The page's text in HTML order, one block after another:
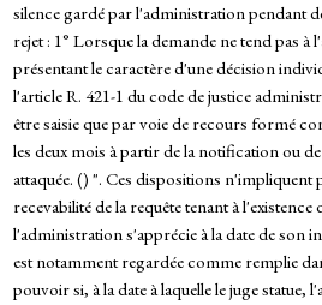
silence gardé par l'administration pendant
rejet : 1° Lorsque la demande ne tend pas
présentant le caractère d'une décision
l'article R. 421-1 du code de justice
être saisie que par voie de recours formé
les deux mois à partir de la notification ou
attaquée. () ". Ces dispositions n'impliquent
recevabilité de la requête tenant à
l'administration s'apprécie à la date de son
est notamment regardée comme remplie
pouvoir si, à la date à laquelle le juge statue,